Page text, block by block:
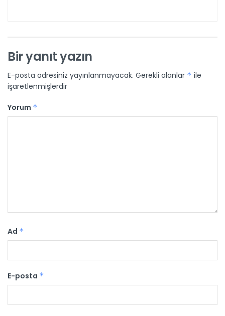
Bir yanıt yazın
E-posta adresiniz yayınlanmayacak. Gerekli alanlar * ile
işaretlenmişlerdir
Yorum *
Ad *
E-posta *